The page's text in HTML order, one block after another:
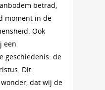
betrad,
moment in de
Ook
een
geschiedenis: de
Dit
dat wij de